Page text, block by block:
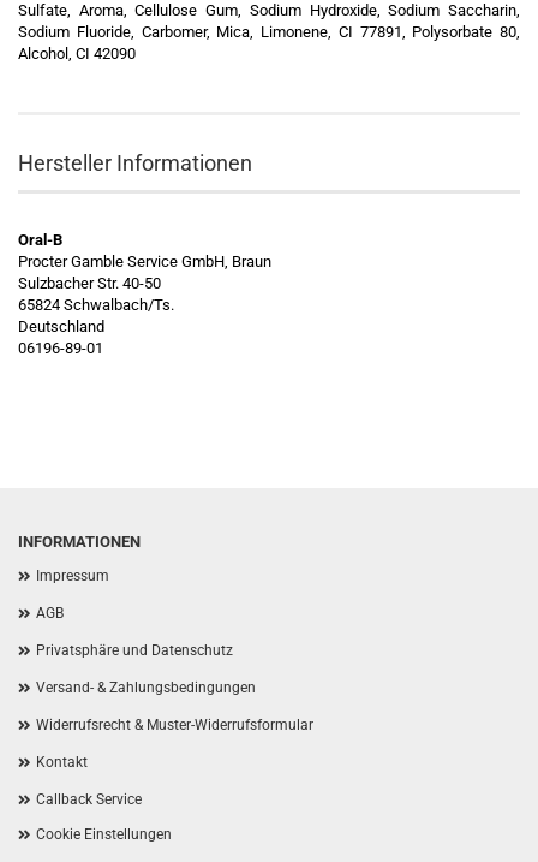
Sulfate, Aroma, Cellulose Gum, Sodium Hydroxide, Sodium Saccharin,
Sodium Fluoride, Carbomer, Mica, Limonene, CI 77891, Polysorbate 80,
Alcohol, CI 42090
Hersteller Informationen
Oral-B
Procter Gamble Service GmbH, Braun
Sulzbacher Str. 40-50
65824 Schwalbach/Ts.
Deutschland
06196-89-01
INFORMATIONEN
Impressum
AGB
Privatsphäre und Datenschutz
Versand- & Zahlungsbedingungen
Widerrufsrecht & Muster-Widerrufsformular
Kontakt
Callback Service
Cookie Einstellungen